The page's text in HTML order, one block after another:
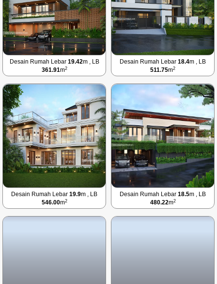
Desain Rumah Lebar 19.42m , LB
361.91m2
Desain Rumah Lebar 18.4m , LB
511.75m2
Desain Rumah Lebar 19.9m , LB
546.00m2
Desain Rumah Lebar 18.5m , LB
480.22m2